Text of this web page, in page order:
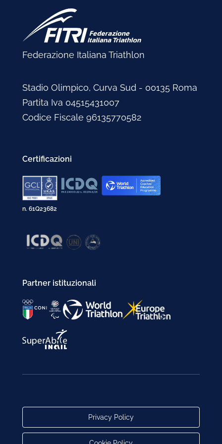
Federazione Italiana Triathlon
Stadio Olimpico, Curva Sud - 00135 Roma
Partita Iva 04515431007
Codice Fiscale 96135770582
Certificazioni
n. 61Q23682
Partner istituzionali
Privacy Policy